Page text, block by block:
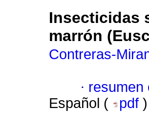
Insecticidas
marrón
Contreras-
· resumen
Español (
pdf )